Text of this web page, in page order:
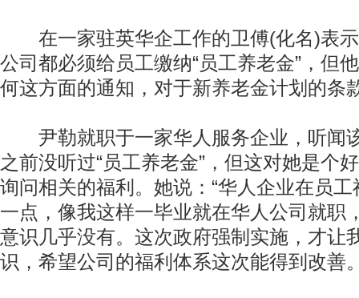
在一家驻英华企工作的卫傅(化名)表示
公司都必须给员工缴纳“员工养老金”，但
何这方面的通知，对于新养老金计划的条
尹勒就职于一家华人服务企业，听闻
之前没听过“员工养老金”，但这对她是个
询问相关的福利。她说：“华人企业在员
一点，像我这样一毕业就在华人公司就职
意识几乎没有。这次政府强制实施，才让
识，希望公司的福利体系这次能得到改善